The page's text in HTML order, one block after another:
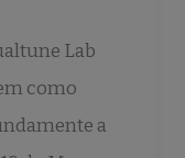
Lab
como
a